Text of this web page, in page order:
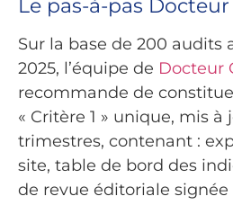
Le pas-à-pas
Sur la base de 200 audits
2025, l’équipe de Docteur
recommande de
« Critère 1 » unique, mis à
trimestres, contenant :
site, table de bord des
de revue éditoriale